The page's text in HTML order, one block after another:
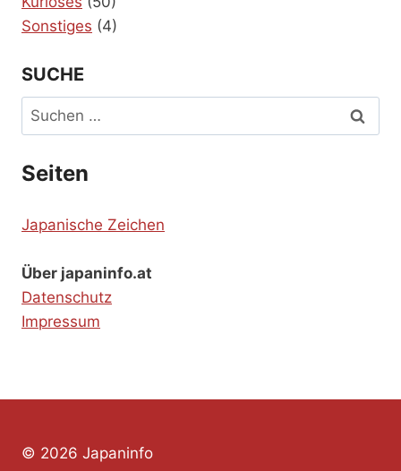
Sonstiges (4)
SUCHE
Suchen
nach:
Seiten
Japanische Zeichen
Über japaninfo.at
Datenschutz
Impressum
© 2026 Japaninfo